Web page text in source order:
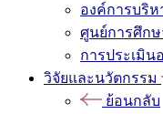
องค์การบริ
ศูนย์การศึกษ
การประเมิน
วิจัยและนวัตกรรม
ย้อนกลับ